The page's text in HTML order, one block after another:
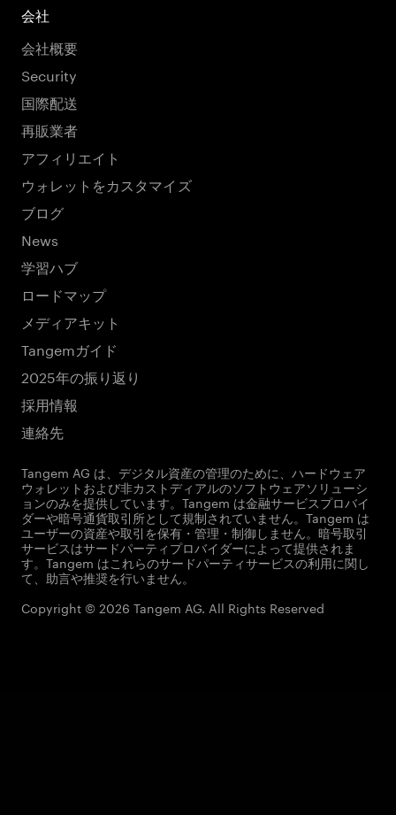
会社
会社概要
Security
国際配送
再販業者
アフィリエイト
ウォレットをカスタマイズ
ブログ
News
学習ハブ
ロードマップ
メディアキット
Tangemガイド
2025年の振り返り
採用情報
連絡先
Tangem AG は、デジタル資産の管理のために、ハードウェア
ウォレットおよび非カストディアルのソフトウェアソリューシ
ョンのみを提供しています。Tangem は金融サービスプロバイ
ダーや暗号通貨取引所として規制されていません。Tangem は
ユーザーの資産や取引を保有・管理・制御しません。暗号取引
サービスはサードパーティプロバイダーによって提供されま
す。Tangem はこれらのサードパーティサービスの利用に関し
て、助言や推奨を行いません。